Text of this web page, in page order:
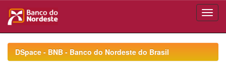
navigationDSpace - BNB - Banco do Nordeste do Brasil